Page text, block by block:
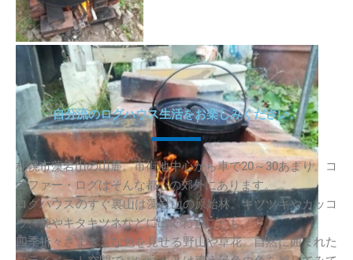
自分流のログハウス生活をお楽しみください。
札幌市藻岩山の山麓。市街地中心から車で20～30あまり。コ
ニファー・ログはそんな都心の郊外にあります。
ログハウスのすぐ裏山は藻岩山の原始林。キツツキやカッコ
ウ、鹿やキタキツネなどに出くわすことも。
四季折々さまざまな色を見せる野山や草花。自然に囲まれた